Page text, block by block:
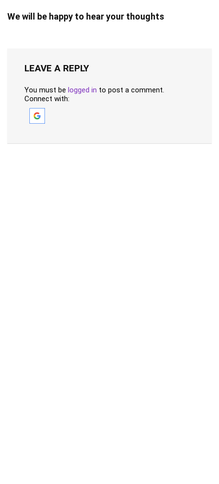
We will be happy to hear your thoughts
LEAVE A REPLY
You must be logged in to post a comment.
Connect with: